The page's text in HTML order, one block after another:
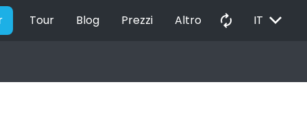
Tour Blog Prezzi Altro autorenew IT EXPAND_MORE